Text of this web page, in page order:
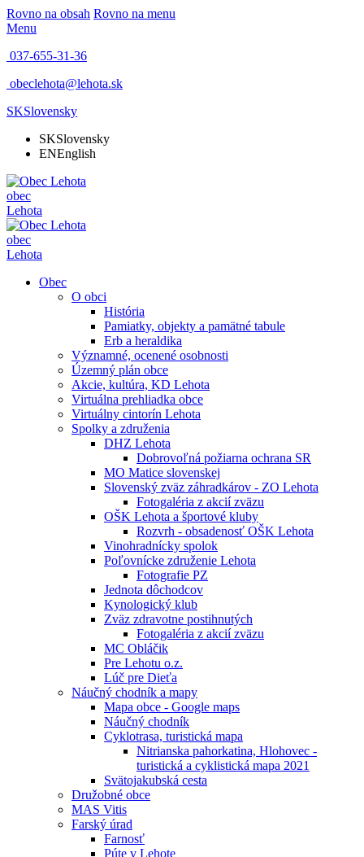
Rovno na obsah Rovno na menu
Menu
037-655-31-36
obeclehota@lehota.sk
SKSlovensky
SKSlovensky
ENEnglish
obec
Lehota
obec
Lehota
Obec
O obci
História
Pamiatky, objekty a pamätné tabule
Erb a heraldika
Významné, ocenené osobnosti
Územný plán obce
Akcie, kultúra, KD Lehota
Virtuálna prehliadka obce
Virtuálny cintorín Lehota
Spolky a združenia
DHZ Lehota
Dobrovoľná požiarna ochrana SR
MO Matice slovenskej
Slovenský zväz záhradkárov - ZO Lehota
Fotogaléria z akcií zväzu
OŠK Lehota a športové kluby
Rozvrh - obsadenosť OŠK Lehota
Vinohradnícky spolok
Poľovnícke združenie Lehota
Fotografie PZ
Jednota dôchodcov
Kynologický klub
Zväz zdravotne postihnutých
Fotogaléria z akcií zväzu
MC Obláčik
Pre Lehotu o.z.
Lúč pre Dieťa
Náučný chodník a mapy
Mapa obce - Google maps
Náučný chodník
Cyklotrasa, turistická mapa
Nitrianska pahorkatina, Hlohovec -
turistická a cyklistická mapa 2021
Svätojakubská cesta
Družobné obce
MAS Vitis
Farský úrad
Farnosť
Púte v Lehote